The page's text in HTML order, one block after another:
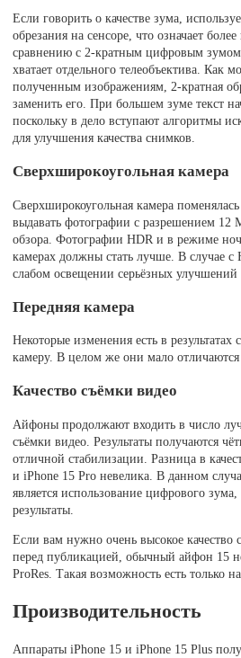
Если говорить о качестве зума,
обрезания на сенсоре, что означает
сравнению с 2-кратным цифровым
хватает отдельного телеобъектива. Как
полученным изображениям, 2-кратная
заменить его. При большем зуме текст
поскольку в дело вступают алгоритмы
для улучшения качества снимков.
Сверхширокоугольная камера
Сверхширокоугольная камера
выдавать фотографии с разрешением
обзора. Фотографии HDR и в режиме
камерах должны стать лучше. В случае с
слабом освещении серьёзных улучшений
Передняя камера
Некоторые изменения есть в
камеру. В целом же они мало
Качество съёмки видео
Айфоны продолжают входить в число
съёмки видео. Результаты получаются
отличной стабилизации. Разница в
и iPhone 15 Pro невелика. В данном
является использование цифрового
результаты.
Если вам нужно очень высокое качество
перед публикацией, обычный айфон 15
ProRes. Такая возможность есть только
Производительность
Аппараты iPhone 15 и iPhone 15 Plus